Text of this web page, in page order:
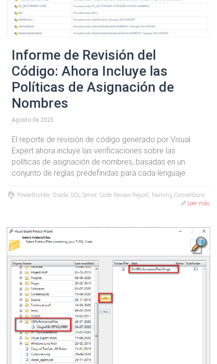
Informe de Revisión del
Código: Ahora Incluye las
Políticas de Asignación de
Nombres
Agosto de 2020
El reporte de revisión de código generado por Visual
Expert ahora incluye las verificaciones sobre las
políticas de asignación de nombres, basadas en un
conjunto de reglas predefinidas para cada lenguaje.
PowerBuilder, Oracle, SQL Server, Code Review Report, Naming Conventions
Leer más